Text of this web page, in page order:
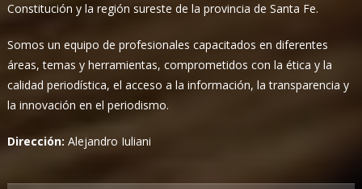
Constitución y la región sureste de la provincia de Santa Fe.
Somos un equipo de profesionales capacitados en diferentes
áreas, temas y herramientas, comprometidos con la ética y la
calidad periodística, el acceso a la información, la transparencia y
la innovación en el periodismo.
Dirección:Alejandro Iuliani